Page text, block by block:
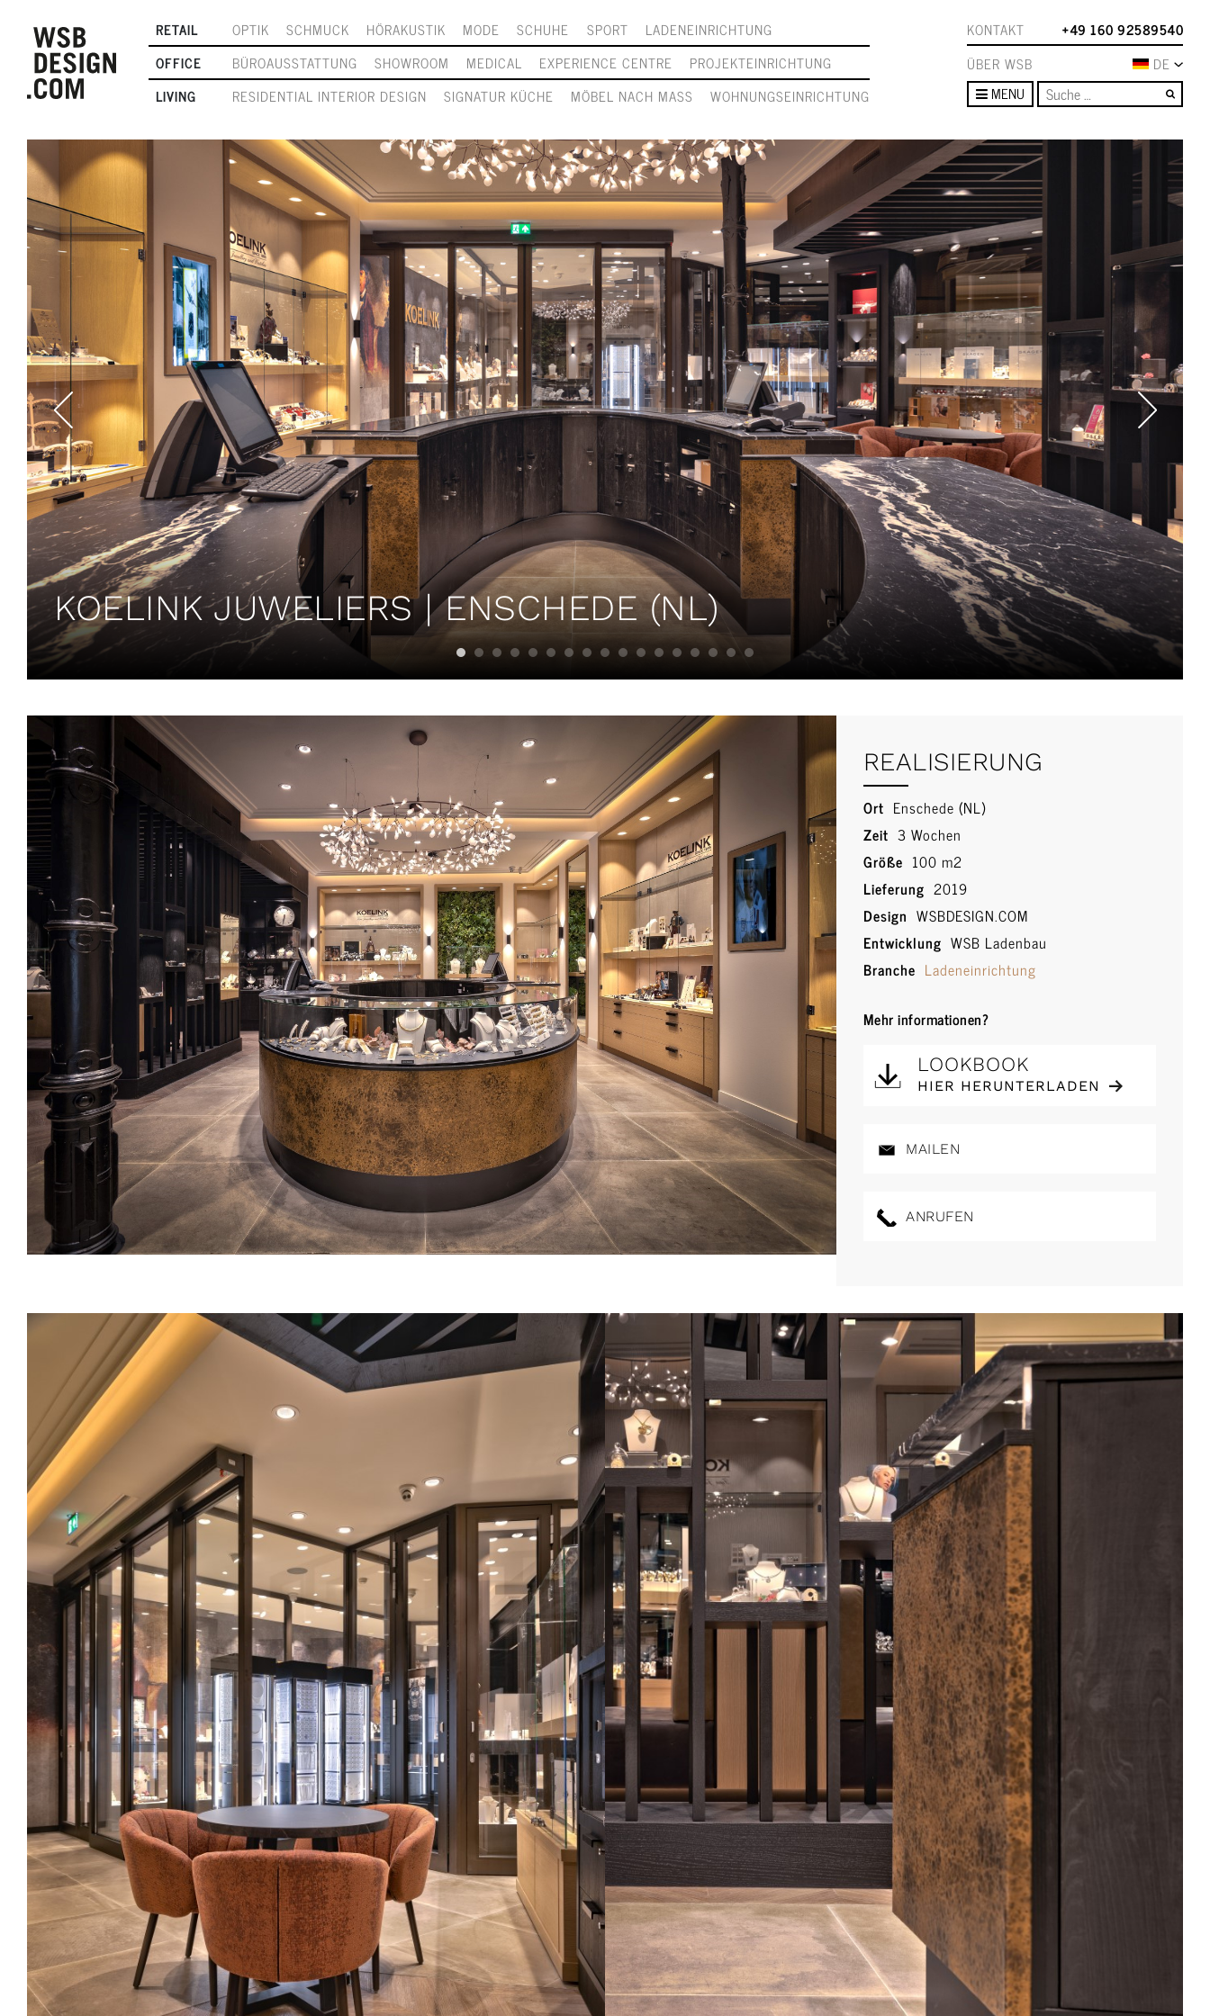
RETAIL OPTIK SCHMUCK HÖRAKUSTIK MODE SCHUHE SPORT
LADENEINRICHTUNG
OFFICE
BÜROAUSSTATTUNG SHOWROOM MEDICAL EXPERIENCE CENTRE
PROJEKTEINRICHTUNG
LIVING
RESIDENTIAL INTERIOR DESIGN SIGNATUR KÜCHE MÖBEL NACH MASS WOHNUNGSEINRICHTUNG
KONTAKT
+49 160 92589540
ÜBER WSB
DE
MENU
KOELINK JUWELIERS | ENSCHEDE (NL)
REALISIERUNG
Ort Enschede (NL)
Zeit 3 Wochen
Größe 100 m2
Lieferung 2019
Design WSBDESIGN.COM
Entwicklung WSB Ladenbau
Branche Ladeneinrichtung
Mehr informationen?
LOOKBOOK
HIER HERUNTERLADEN
MAILEN
ANRUFEN